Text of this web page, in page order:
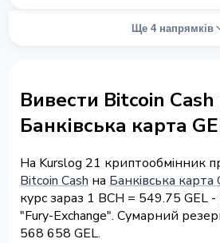
Ще 4 напрямків
Вивести Bitcoin Cash
Банківська карта
На Kurslog 21 криптообмінник
Bitcoin Cash на Банківська карта
курс зараз 1 BCH = 549.75 GEL
"Fury-Exchange". Сумарний
568 658 GEL.